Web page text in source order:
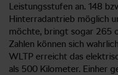
Leistungsstufen an. 148
Hinterradantrieb möglich
möchte, bringt sogar 265
Zahlen können sich
WLTP erreicht das
als 500 Kilometer. Einher